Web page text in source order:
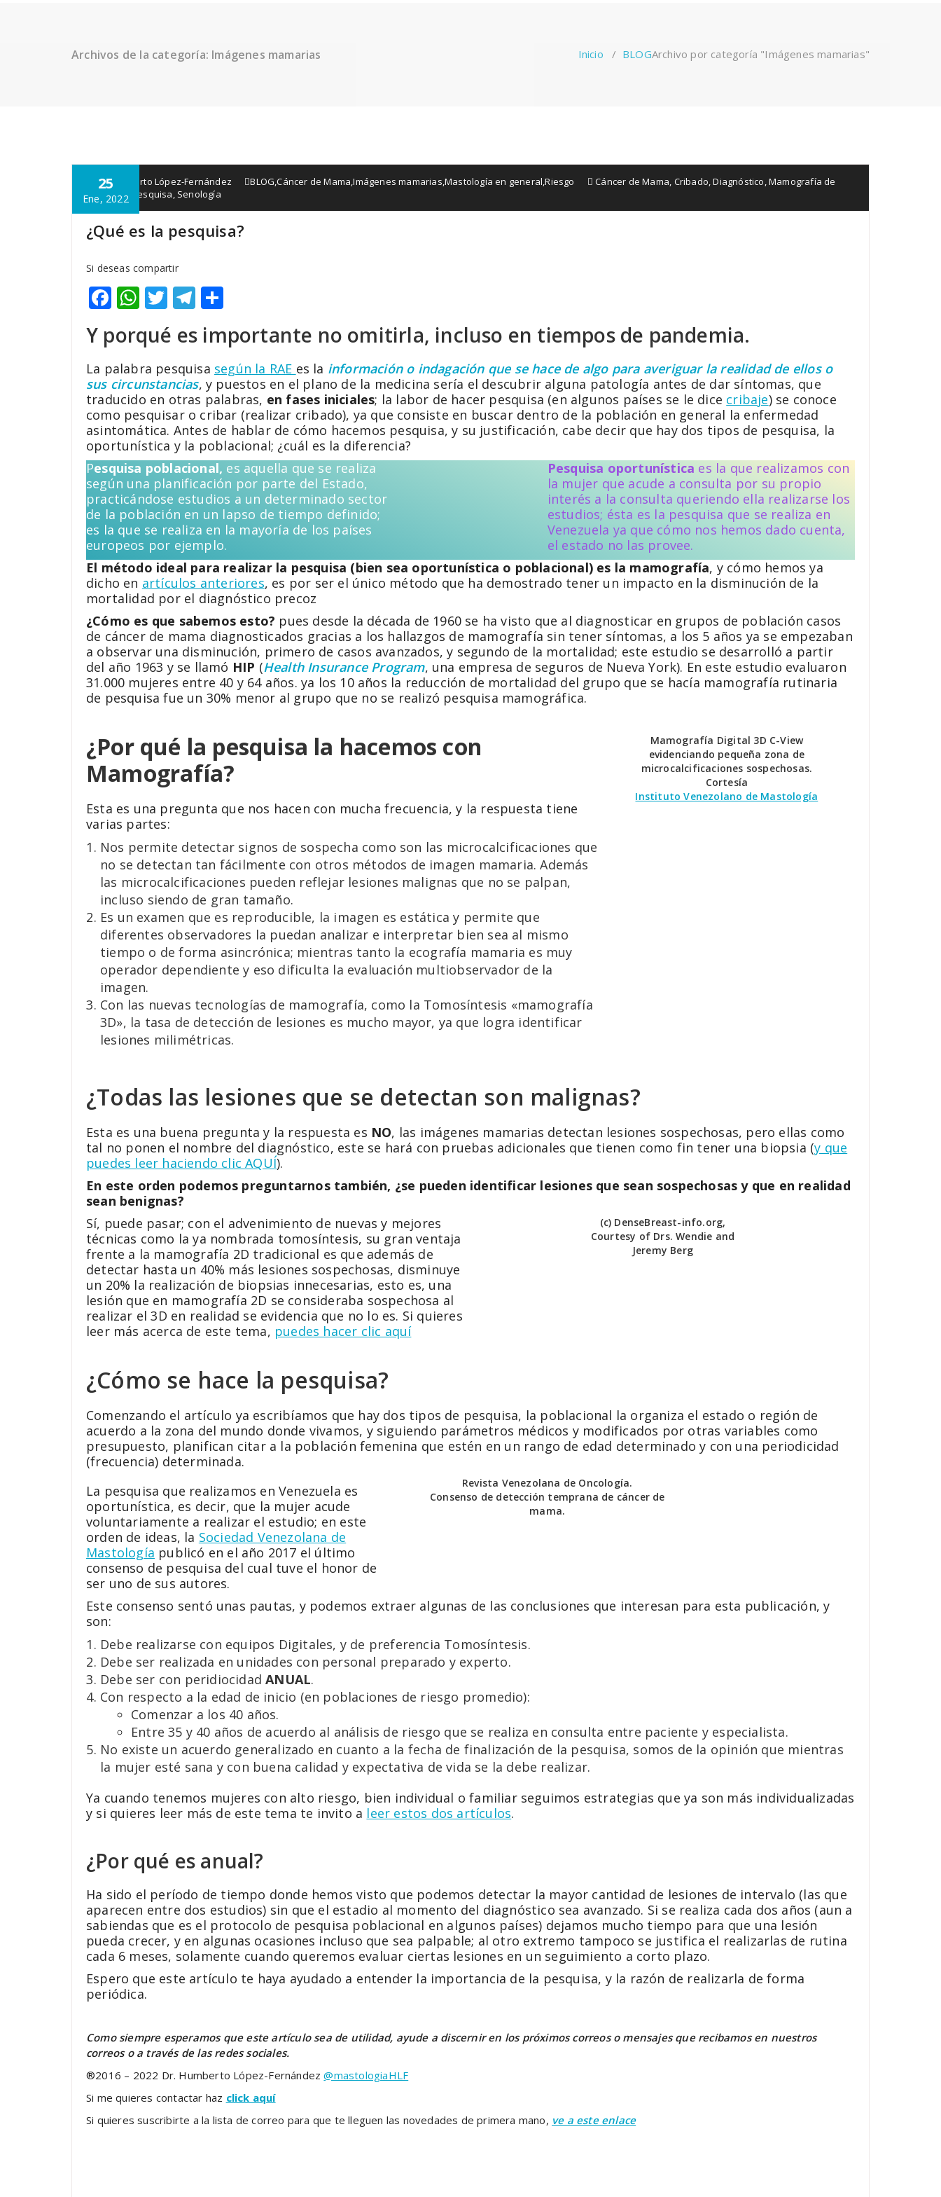
Archivos de la categoría: Imágenes mamarias Inicio / BLOGArchivo por categoría "Imágenes mamarias"
25
Ene, 2022
Dr. Humberto López-Fernández BLOG,Cáncer de Mama,Imágenes mamarias,Mastología en general,Riesgo Cáncer de Mama, Cribado,Diagnóstico,Mamografía de
pesquisa, Pesquisa, Senología
¿Qué es la pesquisa?
Si deseas compartir
Facebook
WhatsApp
TwitterTelegram
Y porqué es importante no omitirla, incluso en tiempos de pandemia.
La palabra pesquisa según la RAE es la información o indagación que se hace de algo para averiguar la realidad de ellos o
sus circunstancias, y puestos en el plano de la medicina sería el descubrir alguna patología antes de dar síntomas, que
traducido en otras palabras, en fases iniciales; la labor de hacer pesquisa (en algunos países se le dice cribaje) se conoce
como pesquisar o cribar (realizar cribado), ya que consiste en buscar dentro de la población en general la enfermedad
asintomática. Antes de hablar de cómo hacemos pesquisa, y su justificación, cabe decir que hay dos tipos de pesquisa, la
oportunística y la poblacional; ¿cuál es la diferencia?
Pesquisa poblacional, es aquella que se realiza
según una planificación por parte del Estado,
practicándose estudios a un determinado sector
de la población en un lapso de tiempo definido;
es la que se realiza en la mayoría de los países
europeos por ejemplo.
Pesquisa oportunística es la que realizamos con
la mujer que acude a consulta por su propio
interés a la consulta queriendo ella realizarse los
estudios; ésta es la pesquisa que se realiza en
Venezuela ya que cómo nos hemos dado cuenta,
el estado no las provee.
El método ideal para realizar la pesquisa (bien sea oportunística o poblacional) es la mamografía, y cómo hemos ya
dicho en artículos anteriores, es por ser el único método que ha demostrado tener un impacto en la disminución de la
mortalidad por el diagnóstico precoz
¿Cómo es que sabemos esto? pues desde la década de 1960 se ha visto que al diagnosticar en grupos de población casos
de cáncer de mama diagnosticados gracias a los hallazgos de mamografía sin tener síntomas, a los 5 años ya se empezaban
a observar una disminución, primero de casos avanzados, y segundo de la mortalidad; este estudio se desarrolló a partir
del año 1963 y se llamó HIP (Health Insurance Program, una empresa de seguros de Nueva York). En este estudio evaluaron
31.000 mujeres entre 40 y 64 años. ya los 10 años la reducción de mortalidad del grupo que se hacía mamografía rutinaria
de pesquisa fue un 30% menor al grupo que no se realizó pesquisa mamográfica.
¿Por qué la pesquisa la hacemos con
Mamografía?
Esta es una pregunta que nos hacen con mucha frecuencia, y la respuesta tiene
varias partes:
Nos permite detectar signos de sospecha como son las microcalcificaciones que
no se detectan tan fácilmente con otros métodos de imagen mamaria. Además
las microcalcificaciones pueden reflejar lesiones malignas que no se palpan,
incluso siendo de gran tamaño.
Es un examen que es reproducible, la imagen es estática y permite que
diferentes observadores la puedan analizar e interpretar bien sea al mismo
tiempo o de forma asincrónica; mientras tanto la ecografía mamaria es muy
operador dependiente y eso dificulta la evaluación multiobservador de la
imagen.
Con las nuevas tecnologías de mamografía, como la Tomosíntesis «mamografía
3D», la tasa de detección de lesiones es mucho mayor, ya que logra identificar
lesiones milimétricas.
Mamografía Digital 3D C-View
evidenciando pequeña zona de
microcalcificaciones sospechosas.
Cortesía
Instituto Venezolano de Mastología
¿Todas las lesiones que se detectan son malignas?
Esta es una buena pregunta y la respuesta es NO, las imágenes mamarias detectan lesiones sospechosas, pero ellas como
tal no ponen el nombre del diagnóstico, este se hará con pruebas adicionales que tienen como fin tener una biopsia (y que
puedes leer haciendo clic AQUÍ).
En este orden podemos preguntarnos también, ¿se pueden identificar lesiones que sean sospechosas y que en realidad
sean benignas?
Sí, puede pasar; con el advenimiento de nuevas y mejores
técnicas como la ya nombrada tomosíntesis, su gran ventaja
frente a la mamografía 2D tradicional es que además de
detectar hasta un 40% más lesiones sospechosas, disminuye
un 20% la realización de biopsias innecesarias, esto es, una
lesión que en mamografía 2D se consideraba sospechosa al
realizar el 3D en realidad se evidencia que no lo es. Si quieres
leer más acerca de este tema, puedes hacer clic aquí
(c) DenseBreast-info.org,
Courtesy of Drs. Wendie and
Jeremy Berg
¿Cómo se hace la pesquisa?
Comenzando el artículo ya escribíamos que hay dos tipos de pesquisa, la poblacional la organiza el estado o región de
acuerdo a la zona del mundo donde vivamos, y siguiendo parámetros médicos y modificados por otras variables como
presupuesto, planifican citar a la población femenina que estén en un rango de edad determinado y con una periodicidad
(frecuencia) determinada.
La pesquisa que realizamos en Venezuela es
oportunística, es decir, que la mujer acude
voluntariamente a realizar el estudio; en este
orden de ideas, la Sociedad Venezolana de
Mastología publicó en el año 2017 el último
consenso de pesquisa del cual tuve el honor de
ser uno de sus autores.
Revista Venezolana de Oncología.
Consenso de detección temprana de cáncer de
mama.
Este consenso sentó unas pautas, y podemos extraer algunas de las conclusiones que interesan para esta publicación, y
son:
Debe realizarse con equipos Digitales, y de preferencia Tomosíntesis.
Debe ser realizada en unidades con personal preparado y experto.
Debe ser con peridiocidadANUAL.
Con respecto a la edad de inicio (en poblaciones de riesgo promedio):
Comenzar a los 40 años.
Entre 35 y 40 años de acuerdo al análisis de riesgo que se realiza en consulta entre paciente y especialista.
No existe un acuerdo generalizado en cuanto a la fecha de finalización de la pesquisa, somos de la opinión que mientras
la mujer esté sana y con buena calidad y expectativa de vida se la debe realizar.
Ya cuando tenemos mujeres con alto riesgo, bien individual o familiar seguimos estrategias que ya son más individualizadas
y si quieres leer más de este tema te invito a leer estos dos artículos.
¿Por qué es anual?
Ha sido el período de tiempo donde hemos visto que podemos detectar la mayor cantidad de lesiones de intervalo (las que
aparecen entre dos estudios) sin que el estadio al momento del diagnóstico sea avanzado. Si se realiza cada dos años (aun a
sabiendas que es el protocolo de pesquisa poblacional en algunos países) dejamos mucho tiempo para que una lesión
pueda crecer, y en algunas ocasiones incluso que sea palpable; al otro extremo tampoco se justifica el realizarlas de rutina
cada 6 meses, solamente cuando queremos evaluar ciertas lesiones en un seguimiento a corto plazo.
Espero que este artículo te haya ayudado a entender la importancia de la pesquisa, y la razón de realizarla de forma
periódica.
Como siempre esperamos que este artículo sea de utilidad, ayude a discernir en los próximos correos o mensajes que recibamos en nuestros
correos o a través de las redes sociales.
®2016 – 2022 Dr. Humberto López-Fernández@mastologiaHLF
Si me quieres contactar haz click aquí
Si quieres suscribirte a la lista de correo para que te lleguen las novedades de primera mano, ve a este enlace